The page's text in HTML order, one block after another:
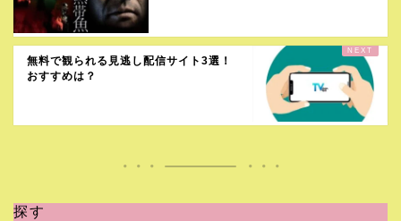
無料で観られる見逃し配信サイト3選！
おすすめは？
探す